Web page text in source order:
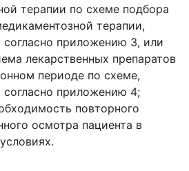
терапии по схеме подбора
терапии,
согласно приложению 3, или
лекарственных препаратов
периоде по схеме,
согласно приложению 4;
повторного
осмотра пациента в